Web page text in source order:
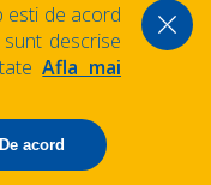
esti de acord
descrise
Afla mai
De acord